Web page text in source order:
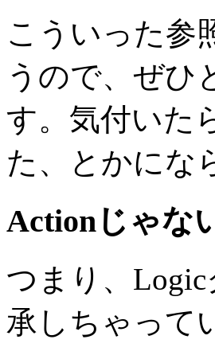
こういった参
うので、ぜひ
す。気付いた
た、とかにな
Actionじゃな
つまり、
承しちゃって